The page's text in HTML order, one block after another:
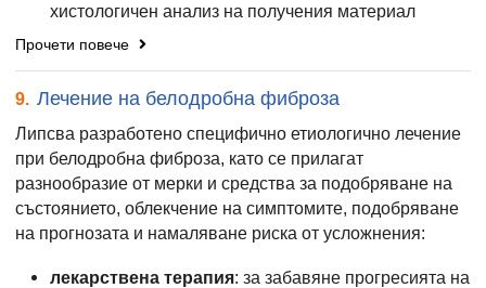
хистологичен анализ на получения материал
Прочети повече
9. Лечение на белодробна фиброза
Липсва разработено специфично етиологично лечение
при белодробна фиброза, като се прилагат
разнообразие от мерки и средства за подобряване на
състоянието, облекчение на симптомите, подобряване
на прогнозата и намаляване риска от усложнения:
лекарствена терапия: за забавяне прогресията на